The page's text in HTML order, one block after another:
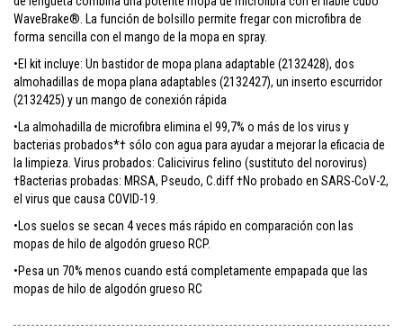
WaveBrake®. La función de bolsillo permite fregar con microfibra de
forma sencilla con el mango de la mopa en spray.
•El kit incluye: Un bastidor de mopa plana adaptable (2132428), dos
almohadillas de mopa plana adaptables (2132427), un inserto escurridor
(2132425) y un mango de conexión rápida
•La almohadilla de microfibra elimina el 99,7% o más de los virus y
bacterias probados*† sólo con agua para ayudar a mejorar la eficacia de
la limpieza. Virus probados: Calicivirus felino (sustituto del norovirus)
†Bacterias probadas: MRSA, Pseudo, C.diff †No probado en SARS-CoV-2,
el virus que causa COVID-19.
•Los suelos se secan 4 veces más rápido en comparación con las
mopas de hilo de algodón grueso RCP.
•Pesa un 70% menos cuando está completamente empapada que las
mopas de hilo de algodón grueso RC